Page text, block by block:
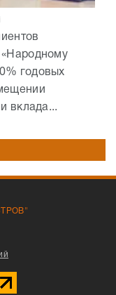
годовых
вклада...